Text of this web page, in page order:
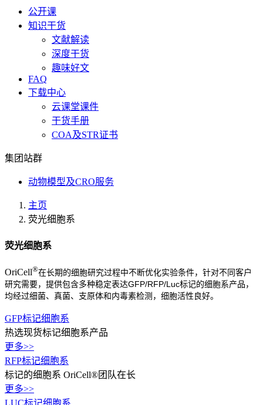
公开课
知识干货
文献解读
深度干货
趣味好文
FAQ
下载中心
云课堂课件
干货手册
COA及STR证书
集团站群
动物模型及CRO服务
主页
荧光细胞系
荧光细胞系
OriCell®在长期的细胞研究过程中不断优化实验条件，针对不同客户
研究需要，提供包含多种稳定表达GFP/RFP/Luc标记的细胞系产品，
均经过细菌、真菌、支原体和内毒素检测，细胞活性良好。
GFP标记细胞系
热选现货标记细胞系产品
更多>>
RFP标记细胞系
标记的细胞系 OriCell®团队在长
更多>>
LUC标记细胞系